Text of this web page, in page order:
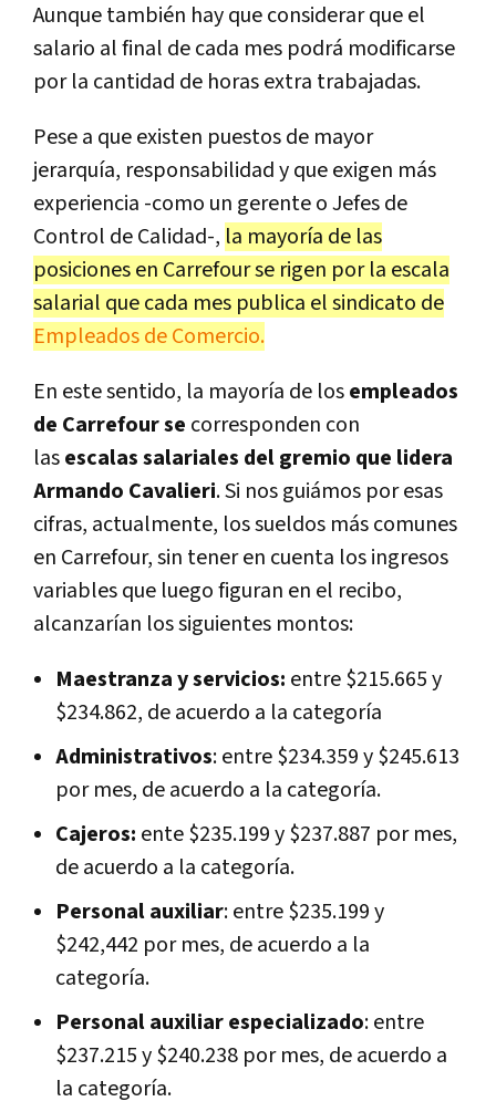
Aunque también hay que considerar que el
salario al final de cada mes podrá modificarse
por la cantidad de horas extra trabajadas.
Pese a que existen puestos de mayor
jerarquía, responsabilidad y que exigen más
experiencia -como un gerente o Jefes de
Control de Calidad-, la mayoría de las
posiciones en Carrefour se rigen por la escala
salarial que cada mes publica el sindicato de
Empleados de Comercio.
En este sentido, la mayoría de losempleados
de Carrefour se corresponden con
lasescalas salariales del gremio que lidera
Armando Cavalieri. Si nos guiámos por esas
cifras, actualmente, los sueldos más comunes
en Carrefour, sin tener en cuenta los ingresos
variables que luego figuran en el recibo,
alcanzarían los siguientes montos:
Maestranza y servicios: entre $215.665 y
$234.862, de acuerdo a la categoría
Administrativos: entre $234.359 y $245.613
por mes, de acuerdo a la categoría.
Cajeros: ente $235.199 y $237.887 por mes,
de acuerdo a la categoría.
Personal auxiliar: entre $235.199 y
$242,442 por mes, de acuerdo a la
categoría.
Personal auxiliar especializado: entre
$237.215 y $240.238 por mes, de acuerdo a
la categoría.